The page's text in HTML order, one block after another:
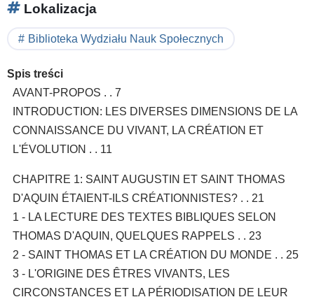
Lokalizacja
Biblioteka Wydziału Nauk Społecznych
Spis treści
AVANT-PROPOS . . 7
INTRODUCTION: LES DIVERSES DIMENSIONS DE LA
CONNAISSANCE DU VIVANT, LA CRÉATION ET
L'ÉVOLUTION . . 11
CHAPITRE 1: SAINT AUGUSTIN ET SAINT THOMAS
D'AQUIN ÉTAIENT-ILS CRÉATIONNISTES? . . 21
1 - LA LECTURE DES TEXTES BIBLIQUES SELON
THOMAS D'AQUIN, QUELQUES RAPPELS . . 23
2 - SAINT THOMAS ET LA CRÉATION DU MONDE . . 25
3 - L'ORIGINE DES ÊTRES VIVANTS, LES
CIRCONSTANCES ET LA PÉRIODISATION DE LEUR